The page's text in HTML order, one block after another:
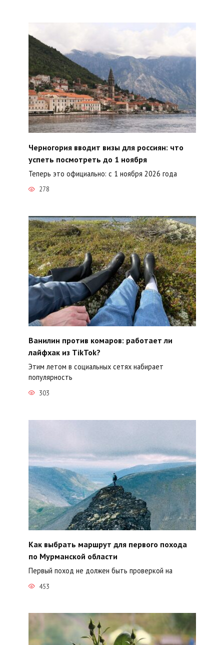
Черногория вводит визы для россиян: что
успеть посмотреть до 1 ноября
Теперь это официально: с 1 ноября 2026 года
278
Ванилин против комаров: работает ли
лайфхак из TikTok?
Этим летом в социальных сетях набирает
популярность
303
Как выбрать маршрут для первого похода
по Мурманской области
Первый поход не должен быть проверкой на
453